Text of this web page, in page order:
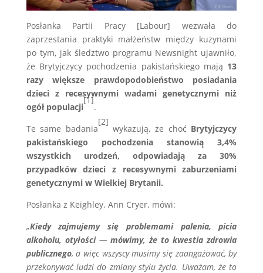
Posłanka Partii Pracy [Labour] wezwała do
zaprzestania praktyki małżeństw między kuzynami
po tym, jak śledztwo programu Newsnight ujawniło,
że Brytyjczycy pochodzenia pakistańskiego mają 13
razy większe prawdopodobieństwo posiadania
dzieci z recesywnymi wadami genetycznymi niż
ogół populacji
[1]
.
Te same badania
[2]
wykazują, że choć Brytyjczycy
pakistańskiego pochodzenia stanowią 3,4%
wszystkich urodzeń, odpowiadają za 30%
przypadków dzieci z recesywnymi zaburzeniami
genetycznymi w Wielkiej Brytanii.
Posłanka z Keighley, Ann Cryer, mówi:
„Kiedy zajmujemy się problemami palenia, picia
alkoholu, otyłości — mówimy, że to kwestia zdrowia
publicznego, a więc wszyscy musimy się zaangażować, by
przekonywać ludzi do zmiany stylu życia. Uważam, że to